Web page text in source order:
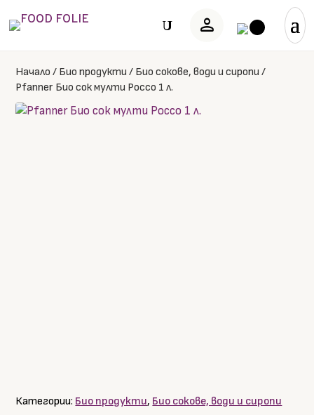
person
U
Начало / Био продукти / Био сокове, води и сиропи /
Pfanner Био сок мулти Россо 1 л.
Категории: Био продукти, Био сокове, води и сиропи